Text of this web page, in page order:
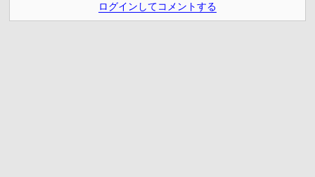
ログインしてコメントする